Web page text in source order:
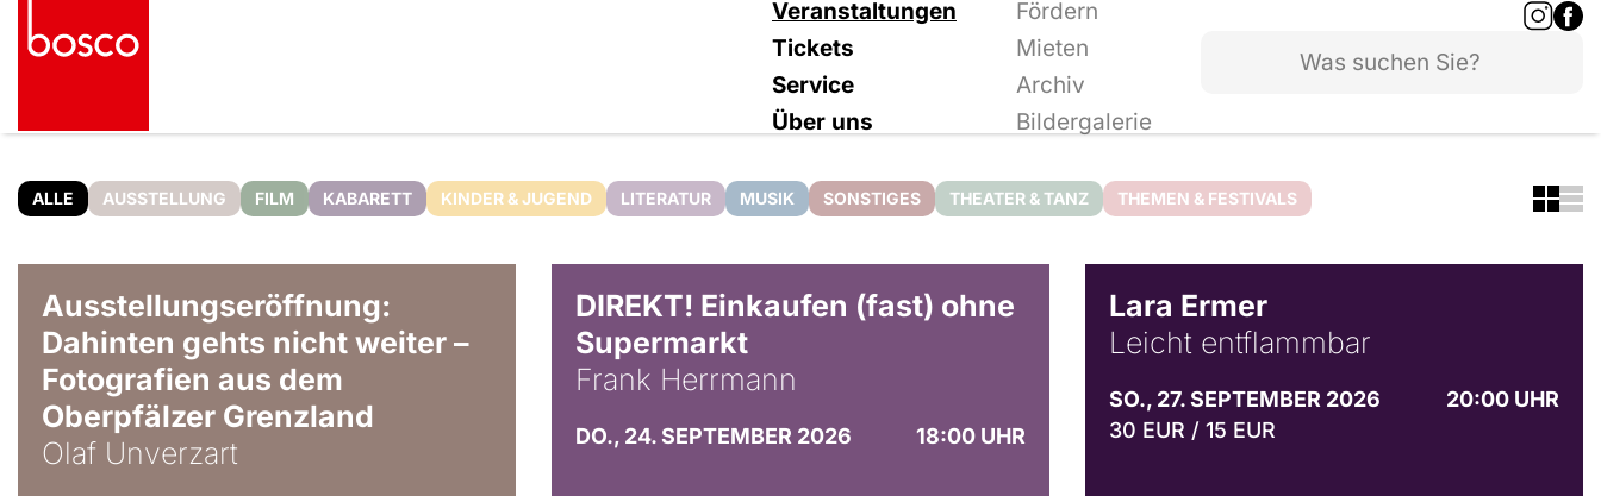
Veranstaltungen
Fördern
Tickets
Mieten
Service
Archiv
Über uns
Bildergalerie
ALLE AUSSTELLUNG FILM KABARETT KINDER & JUGEND LITERATUR MUSIK SONSTIGES THEATER & TANZ THEMEN & FESTIVALS
Ausstellungseröffnung:
Dahinten gehts nicht weiter –
Fotografien aus dem
Oberpfälzer Grenzland
Olaf Unverzart
DIREKT! Einkaufen (fast) ohne
Supermarkt
Frank Herrmann
DO., 24. SEPTEMBER 2026 18:00 UHR
Lara Ermer
Leicht entflammbar
SO., 27. SEPTEMBER 2026
20:00 UHR
30 EUR / 15 EUR